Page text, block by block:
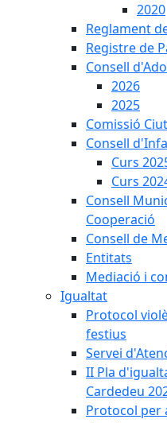
2020
Reglament
Registre de
Consell
2026
2025
Comissió
Consell
Curs
Curs
Consell
Cooperació
Consell de
Entitats
Mediació i
Igualtat
Protocol
festius
Servei
II Pla
Cardedeu
Protocol per